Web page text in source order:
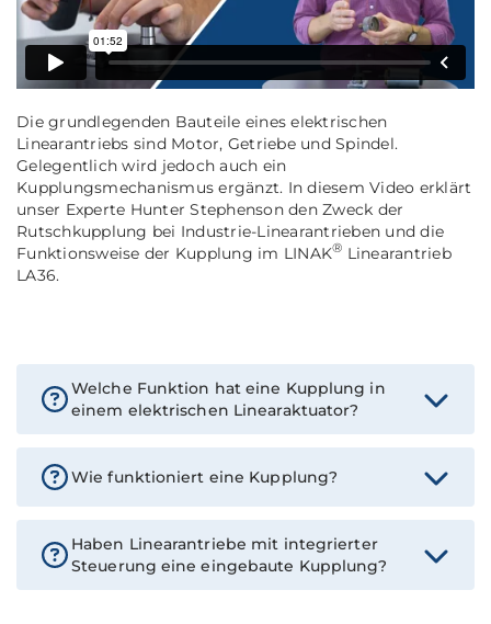
Die grundlegenden Bauteile eines elektrischen
Linearantriebs sind Motor, Getriebe und Spindel.
Gelegentlich wird jedoch auch ein
Kupplungsmechanismus ergänzt. In diesem Video erklärt
unser Experte Hunter Stephenson den Zweck der
Rutschkupplung bei Industrie-Linearantrieben und die
Funktionsweise der Kupplung im LINAK® Linearantrieb
LA36.
Welche Funktion hat eine Kupplung in
einem elektrischen Linearaktuator?
Wie funktioniert eine Kupplung?
Haben Linearantriebe mit integrierter
Steuerung eine eingebaute Kupplung?